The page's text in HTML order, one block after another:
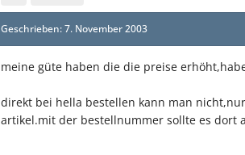
Geschrieben:7. November 2003
meine güte haben die die preise
direkt bei hella bestellen kann man
artikel.mit der bestellnummer sollte es dort